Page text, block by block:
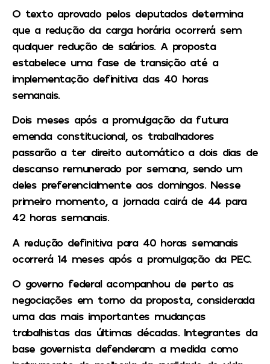
O texto aprovado pelos deputados determina
que a redução da carga horária ocorrerá sem
qualquer redução de salários. A proposta
estabelece uma fase de transição até a
implementação definitiva das 40 horas
semanais.
Dois meses após a promulgação da futura
emenda constitucional, os trabalhadores
passarão a ter direito automático a dois dias de
descanso remunerado por semana, sendo um
deles preferencialmente aos domingos. Nesse
primeiro momento, a jornada cairá de 44 para
42 horas semanais.
A redução definitiva para 40 horas semanais
ocorrerá 14 meses após a promulgação da PEC.
O governo federal acompanhou de perto as
negociações em torno da proposta, considerada
uma das mais importantes mudanças
trabalhistas das últimas décadas. Integrantes da
base governista defenderam a medida como